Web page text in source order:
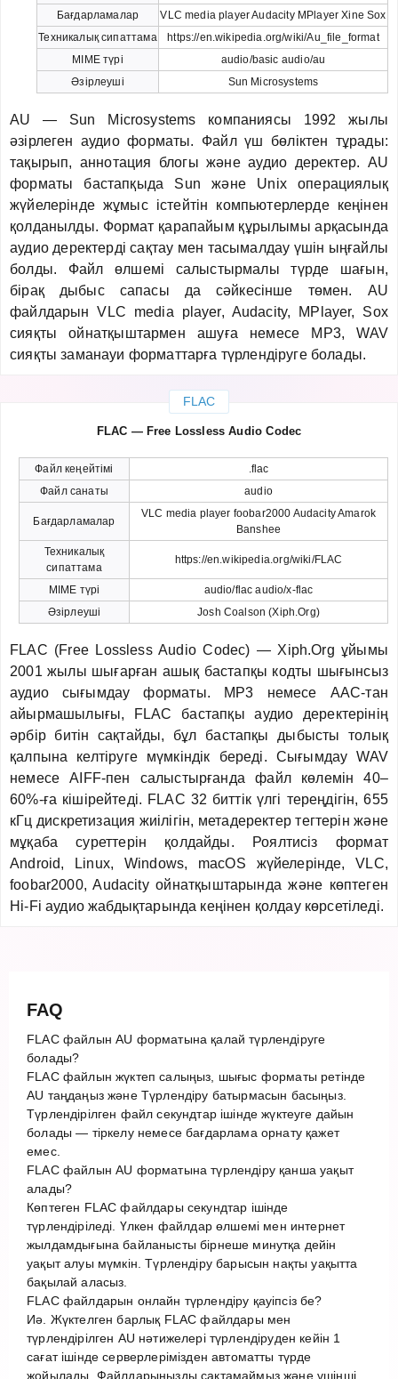
Бағдарламалар
VLC media player Audacity MPlayer Xine Sox
Техникалық сипаттама
https://en.wikipedia.org/wiki/Au_file_format
MIME түрі
audio/basic audio/au
Әзірлеуші
Sun Microsystems
AU — Sun Microsystems компаниясы 1992 жылы
әзірлеген аудио форматы. Файл үш бөліктен тұрады:
тақырып, аннотация блогы және аудио деректер. AU
форматы бастапқыда Sun және Unix операциялық
жүйелерінде жұмыс істейтін компьютерлерде кеңінен
қолданылды. Формат қарапайым құрылымы арқасында
аудио деректерді сақтау мен тасымалдау үшін ыңғайлы
болды. Файл өлшемі салыстырмалы түрде шағын,
бірақ дыбыс сапасы да сәйкесінше төмен. AU
файлдарын VLC media player, Audacity, MPlayer, Sox
сияқты ойнатқыштармен ашуға немесе MP3, WAV
сияқты заманауи форматтарға түрлендіруге болады.
FLAC
FLAC — Free Lossless Audio Codec
Файл кеңейтімі
.flac
Файл санаты
audio
Бағдарламалар
VLC media player foobar2000 Audacity Amarok
Banshee
Техникалық
сипаттама
https://en.wikipedia.org/wiki/FLAC
MIME түрі
audio/flac audio/x-flac
Әзірлеуші
Josh Coalson (Xiph.Org)
FLAC (Free Lossless Audio Codec) — Xiph.Org ұйымы
2001 жылы шығарған ашық бастапқы кодты шығынсыз
аудио сығымдау форматы. MP3 немесе AAC-тан
айырмашылығы, FLAC бастапқы аудио деректерінің
әрбір битін сақтайды, бұл бастапқы дыбысты толық
қалпына келтіруге мүмкіндік береді. Сығымдау WAV
немесе AIFF-пен салыстырғанда файл көлемін 40–
60%-ға кішірейтеді. FLAC 32 биттік үлгі тереңдігін, 655
кГц дискретизация жиілігін, метадеректер тегтерін және
мұқаба суреттерін қолдайды. Роялтисіз формат
Android, Linux, Windows, macOS жүйелерінде, VLC,
foobar2000, Audacity ойнатқыштарында және көптеген
Hi-Fi аудио жабдықтарында кеңінен қолдау көрсетіледі.
FAQ
FLAC файлын AU форматына қалай түрлендіруге
болады?
FLAC файлын жүктеп салыңыз, шығыс форматы ретінде
AU таңдаңыз және Түрлендіру батырмасын басыңыз.
Түрлендірілген файл секундтар ішінде жүктеуге дайын
болады — тіркелу немесе бағдарлама орнату қажет
емес.
FLAC файлын AU форматына түрлендіру қанша уақыт
алады?
Көптеген FLAC файлдары секундтар ішінде
түрлендіріледі. Үлкен файлдар өлшемі мен интернет
жылдамдығына байланысты бірнеше минутқа дейін
уақыт алуы мүмкін. Түрлендіру барысын нақты уақытта
бақылай аласыз.
FLAC файлдарын онлайн түрлендіру қауіпсіз бе?
Иә. Жүктелген барлық FLAC файлдары мен
түрлендірілген AU нәтижелері түрлендіруден кейін 1
сағат ішінде серверлерімізден автоматты түрде
жойылады. Файлдарыңызды сақтамаймыз және үшінші